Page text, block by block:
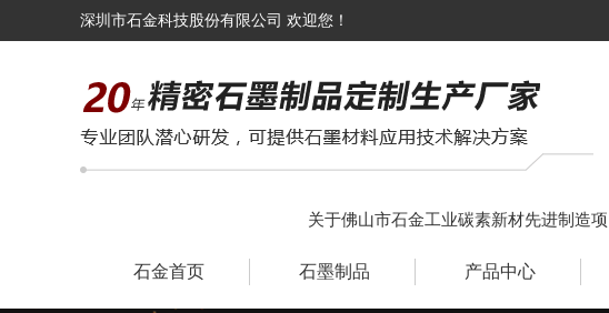
深圳市石金科技股份有限公司 欢迎您！
关于佛山市石金工业碳素新材先进制造
石金首页 石墨制品 产品中心